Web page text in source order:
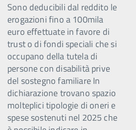
Sono deducibili dal reddito le
erogazioni fino a 100mila
euro effettuate in favore di
trust o di fondi speciali che si
occupano della tutela di
persone con disabilità prive
del sostegno familiare In
dichiarazione trovano spazio
molteplici tipologie di oneri e
spese sostenuti nel 2025 che